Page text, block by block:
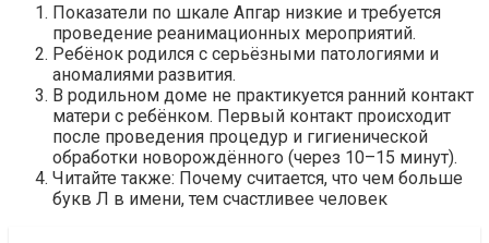
Показатели по шкале Апгар низкие и требуется
проведение реанимационных мероприятий.
Ребёнок родился с серьёзными патологиями и
аномалиями развития.
В родильном доме не практикуется ранний контакт
матери с ребёнком. Первый контакт происходит
после проведения процедур и гигиенической
обработки новорождённого (через 10–15 минут).
Читайте также: Почему считается, что чем больше
букв Л в имени, тем счастливее человек